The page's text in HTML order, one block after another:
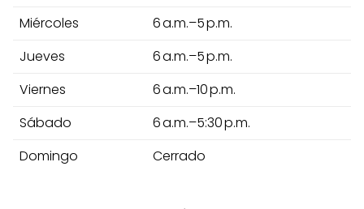
Miércoles
6 a.m.–5 p.m.
Jueves
6 a.m.–5 p.m.
Viernes
6 a.m.–10 p.m.
Sábado
6 a.m.–5:30 p.m.
Domingo
Cerrado